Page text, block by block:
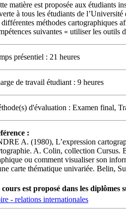
matière est proposée aux étudiants
à tous les étudiants de
différentes méthodes cartographiques
suivantes « utiliser les outils
présentiel : 21 heures
de travail étudiant : 9 heures
d'évaluation : Examen final,
:
A. (1980), L’expression
A. Colin, collection Cursus.
ou comment visualiser son
carte thématique univariée. Belin,
cours est proposé dans les diplômes
- relations internationales